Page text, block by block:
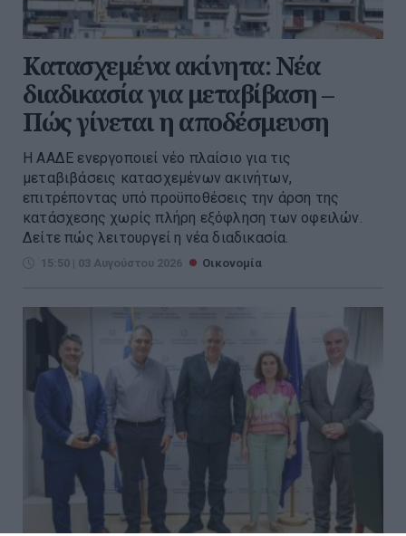
Κατασχεμένα ακίνητα: Νέα
διαδικασία για μεταβίβαση –
Πώς γίνεται η αποδέσμευση
Η ΑΑΔΕ ενεργοποιεί νέο πλαίσιο για τις
μεταβιβάσεις κατασχεμένων ακινήτων,
επιτρέποντας υπό προϋποθέσεις την άρση της
κατάσχεσης χωρίς πλήρη εξόφληση των οφειλών.
Δείτε πώς λειτουργεί η νέα διαδικασία.
15:50 | 03 Αυγούστου 2026 Οικονομία